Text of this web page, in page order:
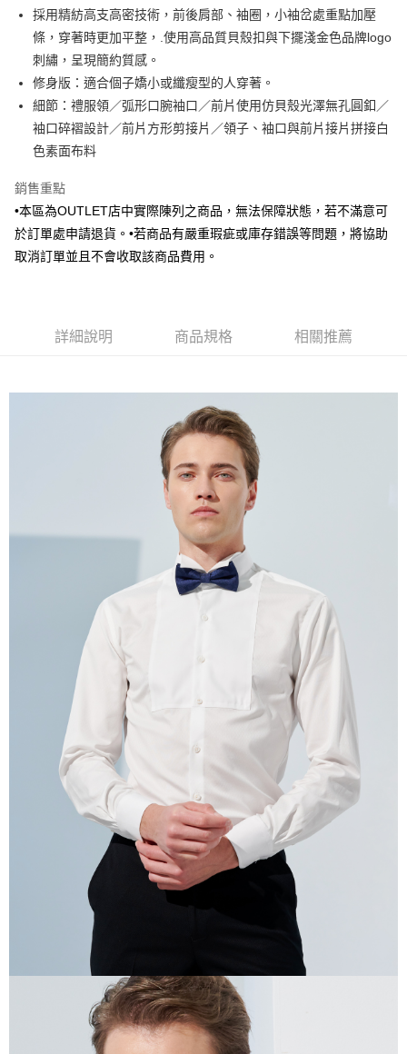
上海商業儲蓄銀行
台北富邦商業銀行
國泰世華商業銀行
兆豐國際商業銀行
臺灣中小企業銀行
匯豐（台灣）商業銀行
華泰商業銀行
聯邦商業銀行
遠東國際商業銀行
元大商業銀行
永豐商業銀行
玉山商業銀行
星展（台灣）商業銀行
台新國際商業銀行
華南商業銀行
彰化商業銀行
上海商業儲蓄銀行
台北富邦商業銀行
國泰世華商業銀行
臺灣中小企業銀行
台中商業銀行
匯豐（台灣）商業銀行
華泰商業銀行
聯邦商業銀行
遠東國際商業銀行
元大商業銀行
永豐商業銀行
玉山商業銀行
台灣樂天信用卡公司
LINE Pay
Apple Pay
街口支付
悠遊付
Google Pay
AFTEE先享後付
相關說明
【關於「AFTEE先享後付」】
３．安心：先確認商品／服務後，再付款。
２．訂單成立數日內，您將收到繳費通知簡訊。
３．收到繳費通知簡訊後14天內，點擊此簡訊中的連結，可透過四大超商／
ATM／網路銀行／等多元方式進行付款，方視為交易完成。
※ 請注意：結帳手續完成當下不需立刻繳費，但若您需要取消訂單，請聯絡
購買商品的店家。未經商家同意取消之訂單仍視為有效，需透過AFTEE先享
※ 交易是否成功請以「AFTEE先享後付 」之結帳頁面顯示為準，若有關於
是否繳費成功／繳費後需取消欲退款等相關疑問，請聯繫「AFTEE先享後付
https://netprotections.freshdesk.com/support/home
１．透過由恩沛科技股份有限公司提供之「AFTEE先享後付」服務完成之交
易，需依本服務之必要範圍內提供個人資料，並將交易相關給付款項請求債
權轉讓予恩沛科技股份有限公司。
２．關於個人資料處理事宜，請瀏覽以下網址：
https://aftee.tw/terms/#terms3
３．未成年的使用者請事先徵得法定代理人或監護人之同意方可使用
「AFTEE先享後付」，若未經同意申辦者引起之損失，本公司不負相關責
４．使用「AFTEE先享後付」時，將依據個別帳號之用戶狀況，依本公司即
時審查核予不同之上限額度；若仍有額度不足之情形，本公司將視審查結果
請求用戶進行身份認證。
５．嚴禁一人註冊多個帳號或使用他人資訊註冊。若發現惡意使用之情形，
恩沛科技股份有限公司將有權停止該用戶之使用額度並採取法律行動。
新竹物流宅配
每筆NT$350，滿NT$3,500(含以上)免運費
採用精紡高支高密技術，前後肩部、袖圈，小袖岔處重點加壓
條，穿著時更加平整，.使用高品質貝殼扣與下擺淺金色品牌logo
刺繡，呈現簡約質感。
修身版：適合個子嬌小或纖瘦型的人穿著。
細節：禮服領／弧形口腕袖口／前片使用仿貝殼光澤無孔圓釦／
袖口碎褶設計／前片方形剪接片／領子、袖口與前片接片拼接白
色素面布料
銷售重點
•本區為OUTLET店中實際陳列之商品，無法保障狀態，若不滿意可
於訂單處申請退貨。•若商品有嚴重瑕疵或庫存錯誤等問題，將協助
取消訂單並且不會收取該商品費用。
詳細說明 商品規格 相關推薦